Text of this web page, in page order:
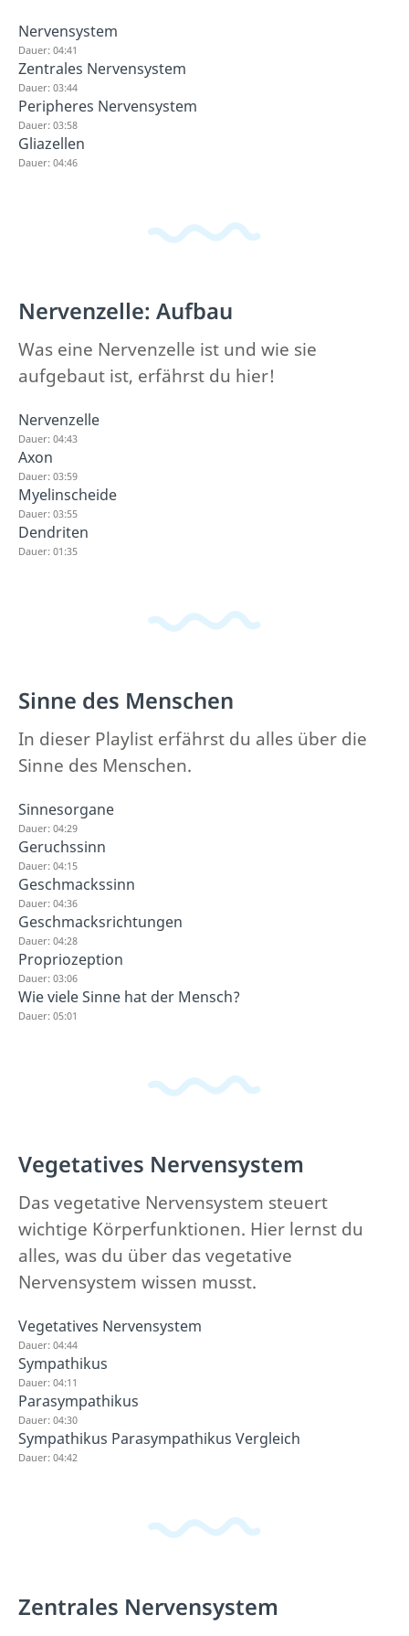
Nervensystem
Dauer: 04:41
Zentrales Nervensystem
Dauer: 03:44
Peripheres Nervensystem
Dauer: 03:58
Gliazellen
Dauer: 04:46
Nervenzelle: Aufbau
Was eine Nervenzelle ist und wie sie
aufgebaut ist, erfährst du hier!
Nervenzelle
Dauer: 04:43
Axon
Dauer: 03:59
Myelinscheide
Dauer: 03:55
Dendriten
Dauer: 01:35
Sinne des Menschen
In dieser Playlist erfährst du alles über die
Sinne des Menschen.
Sinnesorgane
Dauer: 04:29
Geruchssinn
Dauer: 04:15
Geschmackssinn
Dauer: 04:36
Geschmacksrichtungen
Dauer: 04:28
Propriozeption
Dauer: 03:06
Wie viele Sinne hat der Mensch?
Dauer: 05:01
Vegetatives Nervensystem
Das vegetative Nervensystem steuert
wichtige Körperfunktionen. Hier lernst du
alles, was du über das vegetative
Nervensystem wissen musst.
Vegetatives Nervensystem
Dauer: 04:44
Sympathikus
Dauer: 04:11
Parasympathikus
Dauer: 04:30
Sympathikus Parasympathikus Vergleich
Dauer: 04:42
Zentrales Nervensystem